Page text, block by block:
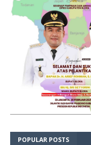
POPULAR POSTS